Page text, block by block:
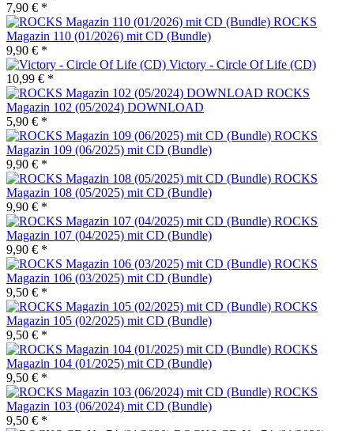
7,90 € *
ROCKS
Magazin 110 (01/2026) mit CD (Bundle)
9,90 € *
Victory - Circle Of Life (CD)
10,99 € *
ROCKS
Magazin 102 (05/2024) DOWNLOAD
5,90 € *
ROCKS
Magazin 109 (06/2025) mit CD (Bundle)
9,90 € *
ROCKS
Magazin 108 (05/2025) mit CD (Bundle)
9,90 € *
ROCKS
Magazin 107 (04/2025) mit CD (Bundle)
9,90 € *
ROCKS
Magazin 106 (03/2025) mit CD (Bundle)
9,50 € *
ROCKS
Magazin 105 (02/2025) mit CD (Bundle)
9,50 € *
ROCKS
Magazin 104 (01/2025) mit CD (Bundle)
9,50 € *
ROCKS
Magazin 103 (06/2024) mit CD (Bundle)
9,50 € *